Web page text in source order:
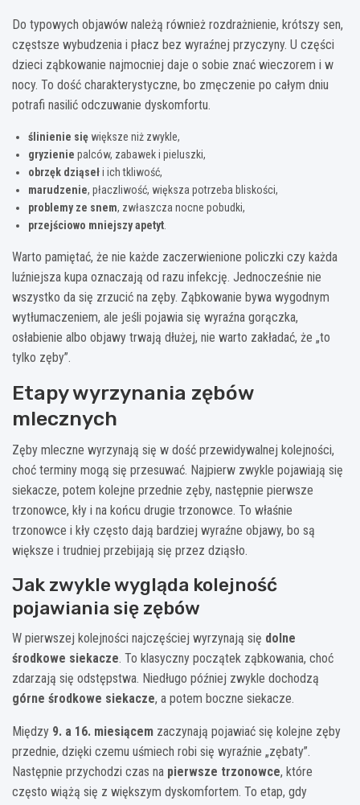
Do typowych objawów należą również rozdrażnienie, krótszy sen,
częstsze wybudzenia i płacz bez wyraźnej przyczyny. U części
dzieci ząbkowanie najmocniej daje o sobie znać wieczorem i w
nocy. To dość charakterystyczne, bo zmęczenie po całym dniu
potrafi nasilić odczuwanie dyskomfortu.
ślinienie się większe niż zwykle,
gryzienie palców, zabawek i pieluszki,
obrzęk dziąsełi ich tkliwość,
marudzenie, płaczliwość, większa potrzeba bliskości,
problemy ze snem, zwłaszcza nocne pobudki,
przejściowo mniejszy apetyt
Warto pamiętać, że nie każde zaczerwienione policzki czy każda
luźniejsza kupa oznaczają od razu infekcję. Jednocześnie nie
wszystko da się zrzucić na zęby. Ząbkowanie bywa wygodnym
wytłumaczeniem, ale jeśli pojawia się wyraźna gorączka,
osłabienie albo objawy trwają dłużej, nie warto zakładać, że „to
tylko zęby”.
Etapy wyrzynania zębów
mlecznych
Zęby mleczne wyrzynają się w dość przewidywalnej kolejności,
choć terminy mogą się przesuwać. Najpierw zwykle pojawiają się
siekacze, potem kolejne przednie zęby, następnie pierwsze
trzonowce, kły i na końcu drugie trzonowce. To właśnie
trzonowce i kły często dają bardziej wyraźne objawy, bo są
większe i trudniej przebijają się przez dziąsło.
Jak zwykle wygląda kolejność
pojawiania się zębów
W pierwszej kolejności najczęściej wyrzynają się dolne
środkowe siekacze. To klasyczny początek ząbkowania, choć
zdarzają się odstępstwa. Niedługo później zwykle dochodzą
górne środkowe siekacze, a potem boczne siekacze.
Między 9. a 16. miesiącem zaczynają pojawiać się kolejne zęby
przednie, dzięki czemu uśmiech robi się wyraźnie „zębaty”.
Następnie przychodzi czas na pierwsze trzonowce, które
często wiążą się z większym dyskomfortem. To etap, gdy